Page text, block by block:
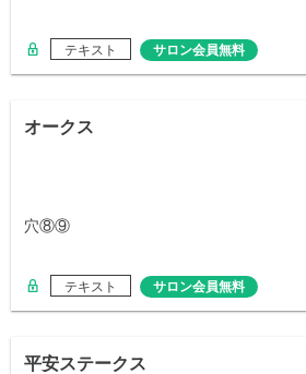
テキスト サロン会員無料
オークス
穴⑧⑨
テキスト サロン会員無料
平安ステークス